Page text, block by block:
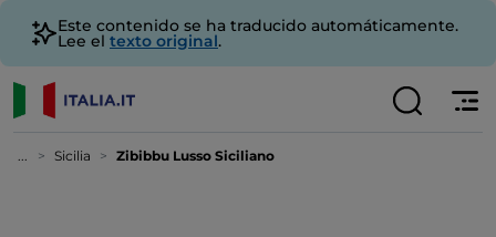
Este contenido se ha traducido automáticamente.
Lee el texto original.
... Sicilia Zibibbu Lusso Siciliano